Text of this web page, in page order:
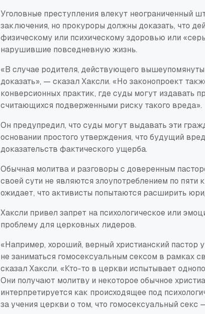
Уголовные преступления влекут неограниченный
заключения, но прокуроры должны доказать, что
физическому или психическому здоровью или
нарушившие повседневную жизнь.
«В случае родителя, действующего
доказать», — сказал Хаксли. «Но законопроект
конверсионных практик, где суды могут издавать
считающихся подверженными риску такого вреда».
Он предупредил, что суды могут выдавать эти
основании простого утверждения, что будущий
доказательств фактического ущерба.
Обычная молитва и разговоры с доверенным
своей сути не являются злоупотреблением по пяти
ожидает, что активисты попытаются расширить
Хаксли привел запрет на психологическое или
проблему для церковных лидеров.
«Например, хороший, верный христианский пастор
не заниматься гомосексуальным сексом в рамках
сказал Хаксли. «Кто-то в церкви испытывает
Они получают молитву и некоторое обычное
интерпретируется как происходящее под
за учения церкви о том, что гомосексуальный секс